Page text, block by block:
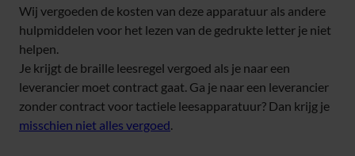
Wij vergoeden de kosten van deze apparatuur als andere
hulpmiddelen voor het lezen van de gedrukte letter je niet
helpen.
Je krijgt de braille leesregel vergoed als je naar een
leverancier moet contract gaat. Ga je naar een leverancier
zonder contract voor tactiele leesapparatuur? Dan krijg je
misschien niet alles vergoed